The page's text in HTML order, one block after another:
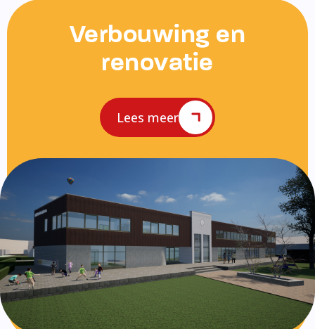
Verbouwing en
renovatie
Lees meer